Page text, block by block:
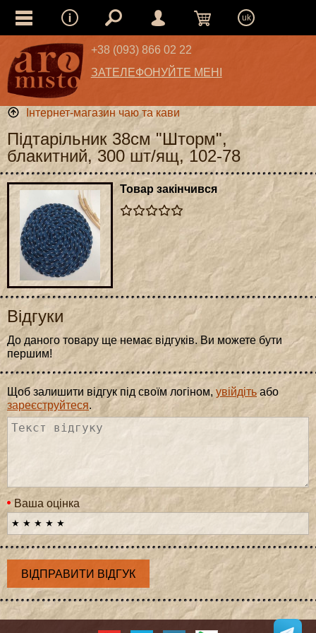
uk
+38 (093) 866 02 22
ЗАТЕЛЕФОНУЙТЕ МЕНІ
Інтернет-магазин чаю та кави
Підтарільник 38см "Шторм",
блакитний, 300 шт/ящ, 102-78
Товар закінчився
Відгуки
До даного товару ще немає відгуків. Ви можете бути
першим!
Щоб залишити відгук під своїм логіном, увійдіть або
зареєструйтеся.
Ваша оцінка